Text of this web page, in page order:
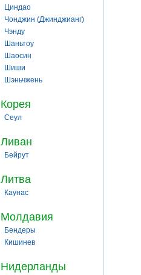
Циндао
Чонджин (Джинджианг)
Чэнду
Шаньтоу
Шаосин
Шиши
Шэньчжень
Корея
Сеул
Ливан
Бейрут
Литва
Каунас
Молдавия
Бендеры
Кишинев
Нидерланды